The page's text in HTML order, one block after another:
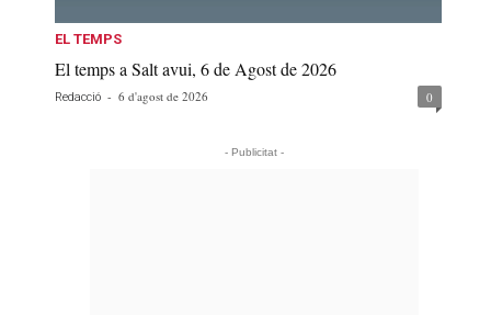
EL TEMPS
El temps a Salt avui, 6 de Agost de 2026
Redacció - 6 d'agost de 2026 0
- Publicitat -